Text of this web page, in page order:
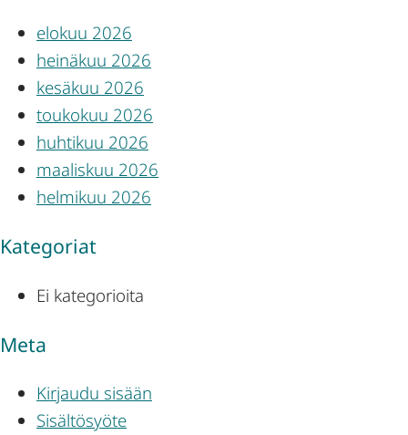
elokuu 2026
heinäkuu 2026
kesäkuu 2026
toukokuu 2026
huhtikuu 2026
maaliskuu 2026
helmikuu 2026
Kategoriat
Ei kategorioita
Meta
Kirjaudu sisään
Sisältösyöte